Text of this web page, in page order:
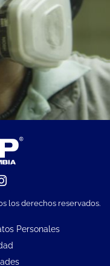
los derechos reservados.
Personales